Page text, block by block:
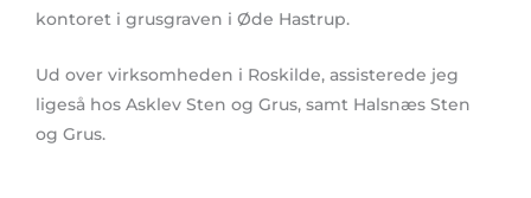
kontoret i grusgraven i Øde Hastrup.
Ud over virksomheden i Roskilde, assisterede jeg
ligeså hos Asklev Sten og Grus, samt Halsnæs Sten
og Grus.